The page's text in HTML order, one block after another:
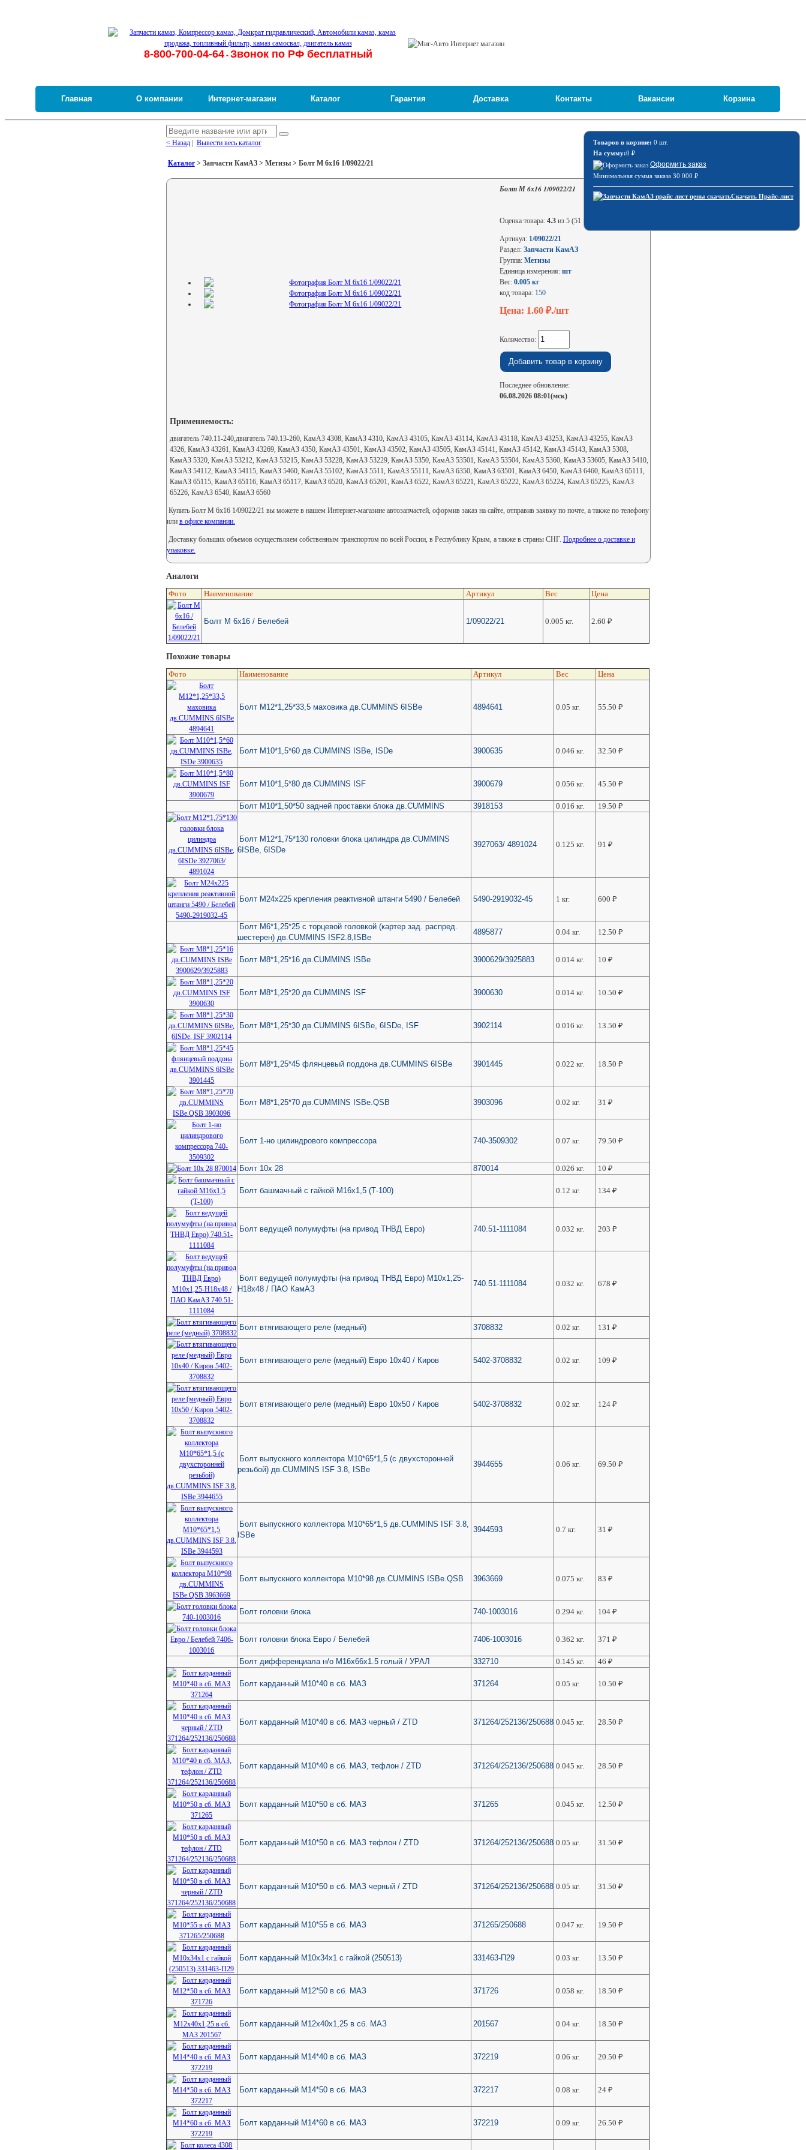
8-800-700-04-64- Звонок по РФ бесплатный
Главная О компании Интернет-магазин Каталог Гарантия Доставка Контакты Вакансии Корзина
Товаров в корзине: 0 шт.
На сумму:0 ₽
Оформить заказ
Минимальная сумма заказа 30 000 ₽
Скачать Прайс-лист
< Назад| Вывести весь каталог
Каталог> Запчасти КамАЗ > Метизы > Болт М 6х16 1/09022/21
Болт М 6х16 1/09022/21
Оценка товара: 4.3из 5 (51 голосов)
Артикул: 1/09022/21
Раздел: Запчасти КамАЗ
Группа: Метизы
Единица измерения: шт
Вес: 0.005 кг
код товара: 150
Цена: 1.60 ₽./шт
Количество:
Последнее обновление:
06.08.2026 08:01(мск)
Применяемость:
двигатель 740.11-240,двигатель 740.13-260, КамАЗ 4308, КамАЗ 4310, КамАЗ 43105, КамАЗ 43114, КамАЗ 43118, КамАЗ 43253, КамАЗ 43255, КамАЗ
4326, КамАЗ 43261, КамАЗ 43269, КамАЗ 4350, КамАЗ 43501, КамАЗ 43502, КамАЗ 43505, КамАЗ 45141, КамАЗ 45142, КамАЗ 45143, КамАЗ 5308,
КамАЗ 5320, КамАЗ 53212, КамАЗ 53215, КамАЗ 53228, КамАЗ 53229, КамАЗ 5350, КамАЗ 53501, КамАЗ 53504, КамАЗ 5360, КамАЗ 53605, КамАЗ 5410,
КамАЗ 54112, КамАЗ 54115, КамАЗ 5460, КамАЗ 55102, КамАЗ 5511, КамАЗ 55111, КамАЗ 6350, КамАЗ 63501, КамАЗ 6450, КамАЗ 6460, КамАЗ 65111,
КамАЗ 65115, КамАЗ 65116, КамАЗ 65117, КамАЗ 6520, КамАЗ 65201, КамАЗ 6522, КамАЗ 65221, КамАЗ 65222, КамАЗ 65224, КамАЗ 65225, КамАЗ
65226, КамАЗ 6540, КамАЗ 6560
Купить Болт М 6х16 1/09022/21 вы можете в нашем Интернет-магазине автозапчастей, оформив заказ на сайте, отправив заявку по почте, а также по телефону
или в офисе компании.
Доставку больших объемов осуществляем собственным транспортом по всей России, в Республику Крым, а также в страны СНГ. Подробнее о доставке и
упаковке.
Аналоги
Фото Наименование Артикул Вес Цена
Болт М 6х16 / Белебей 1/09022/21 0.005 кг. 2.60 ₽
Похожие товары
Фото Наименование Артикул Вес Цена
Болт M12*1,25*33,5 маховика дв.CUMMINS 6ISBe 4894641 0.05 кг. 55.50 ₽
Болт М10*1,5*60 дв.CUMMINS ISBe, ISDe 3900635 0.046 кг. 32.50 ₽
Болт М10*1,5*80 дв.CUMMINS ISF 3900679 0.056 кг. 45.50 ₽
Болт М10*1,50*50 задней проставки блока дв.CUMMINS 3918153 0.016 кг. 19.50 ₽
Болт М12*1,75*130 головки блока цилиндра дв.CUMMINS
6ISBe, 6ISDe
3927063/ 4891024 0.125 кг. 91 ₽
Болт М24х225 крепления реактивной штанги 5490 / Белебей 5490-2919032-45 1 кг. 600 ₽
Болт М6*1,25*25 с торцевой головкой (картер зад. распред.
шестерен) дв.CUMMINS ISF2.8,ISBe
4895877 0.04 кг. 12.50 ₽
Болт М8*1,25*16 дв.CUMMINS ISBe 3900629/3925883 0.014 кг. 10 ₽
Болт М8*1,25*20 дв.CUMMINS ISF 3900630 0.014 кг. 10.50 ₽
Болт М8*1,25*30 дв.CUMMINS 6ISBe, 6ISDe, ISF 3902114 0.016 кг. 13.50 ₽
Болт М8*1,25*45 флянцевый поддона дв.CUMMINS 6ISBe 3901445 0.022 кг. 18.50 ₽
Болт М8*1,25*70 дв.CUMMINS ISBe.QSB 3903096 0.02 кг. 31 ₽
Болт 1-но цилиндрового компрессора 740-3509302 0.07 кг. 79.50 ₽
Болт 10х 28 870014 0.026 кг. 10 ₽
Болт башмачный с гайкой М16х1,5 (Т-100) 0.12 кг. 134 ₽
Болт ведущей полумуфты (на привод ТНВД Евро) 740.51-1111084 0.032 кг. 203 ₽
Болт ведущей полумуфты (на привод ТНВД Евро) М10х1,25-
Н18х48 / ПАО КамАЗ
740.51-1111084 0.032 кг. 678 ₽
Болт втягивающего реле (медный) 3708832 0.02 кг. 131 ₽
Болт втягивающего реле (медный) Евро 10х40 / Киров 5402-3708832 0.02 кг. 109 ₽
Болт втягивающего реле (медный) Евро 10х50 / Киров 5402-3708832 0.02 кг. 124 ₽
Болт выпускного коллектора М10*65*1,5 (с двухсторонней
резьбой) дв.CUMMINS ISF 3.8, ISBe
3944655 0.06 кг. 69.50 ₽
Болт выпускного коллектора М10*65*1,5 дв.CUMMINS ISF 3.8,
ISBe
3944593 0.7 кг. 31 ₽
Болт выпускного коллектора М10*98 дв.CUMMINS ISBe.QSB 3963669 0.075 кг. 83 ₽
Болт головки блока 740-1003016 0.294 кг. 104 ₽
Болт головки блока Евро / Белебей 7406-1003016 0.362 кг. 371 ₽
Болт дифференциала н/о М16х66х1.5 голый / УРАЛ 332710 0.145 кг. 46 ₽
Болт карданный М10*40 в сб. МАЗ 371264 0.05 кг. 10.50 ₽
Болт карданный М10*40 в сб. МАЗ черный / ZTD 371264/252136/250688 0.045 кг. 28.50 ₽
Болт карданный М10*40 в сб. МАЗ, тефлон / ZTD 371264/252136/250688 0.045 кг. 28.50 ₽
Болт карданный М10*50 в сб. МАЗ 371265 0.045 кг. 12.50 ₽
Болт карданный М10*50 в сб. МАЗ тефлон / ZTD 371264/252136/250688 0.05 кг. 31.50 ₽
Болт карданный М10*50 в сб. МАЗ черный / ZTD 371264/252136/250688 0.05 кг. 31.50 ₽
Болт карданный М10*55 в сб. МАЗ 371265/250688 0.047 кг. 19.50 ₽
Болт карданный М10х34х1 с гайкой (250513) 331463-П29 0.03 кг. 13.50 ₽
Болт карданный М12*50 в сб. МАЗ 371726 0.058 кг. 18.50 ₽
Болт карданный М12х40х1,25 в сб. МАЗ 201567 0.04 кг. 18.50 ₽
Болт карданный М14*40 в сб. МАЗ 372219 0.06 кг. 20.50 ₽
Болт карданный М14*50 в сб. МАЗ 372217 0.08 кг. 24 ₽
Болт карданный М14*60 в сб. МАЗ 372219 0.09 кг. 26.50 ₽